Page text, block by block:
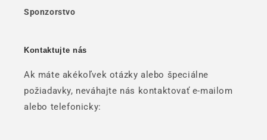
Sponzorstvo
Kontaktujte nás
Ak máte akékoľvek otázky alebo špeciálne
požiadavky, neváhajte nás kontaktovať e-mailom
alebo telefonicky: